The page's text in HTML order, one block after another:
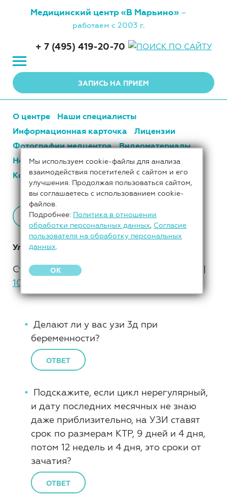
Медицинский центр«В Марьино» –
работаем с 2003 г.
+ 7 (495) 419-20-70
ЗАПИСЬ НА ПРИЕМ
О центре
Наши специалисты
Информационная карточка
Лицензии
Фотографии медцентра
Видеоматериалы
Новости центра
Цены
Наши партнеры
Контакты
К СПИСКУ ТЕМ
Ультразвуковая диагностика
Страницы: 1 |
|
10
Делают ли у вас узи 3д при
беременности?
ОТВЕТ
Подскажите, если цикл нерегулярный,
и дату последних месячных не знаю
даже приблизительно, на УЗИ ставят
срок по размерам КТР, 9 дней и 4 дня,
потом 12 недель и 4 дня, это сроки от
зачатия?
ОТВЕТ
Мы используем cookie-файлы для анализа
взаимодействия посетителей с сайтом и его
улучшения. Продолжая пользоваться сайтом,
вы соглашаетесь с использованием cookie-
файлов.
Подробнее: Политика в отношении
обработки персональных данных, Согласие
пользователя на обработку персональных
данных
OK